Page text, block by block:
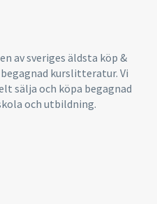
av sveriges äldsta köp &
kurslitteratur. Vi
sälja och köpa begagnad
och utbildning.